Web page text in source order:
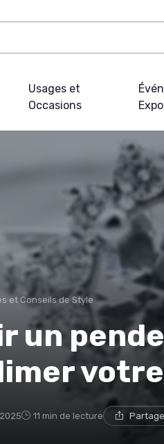
Usages et
Occasions
et Conseils de Style
un
11 min de lecture